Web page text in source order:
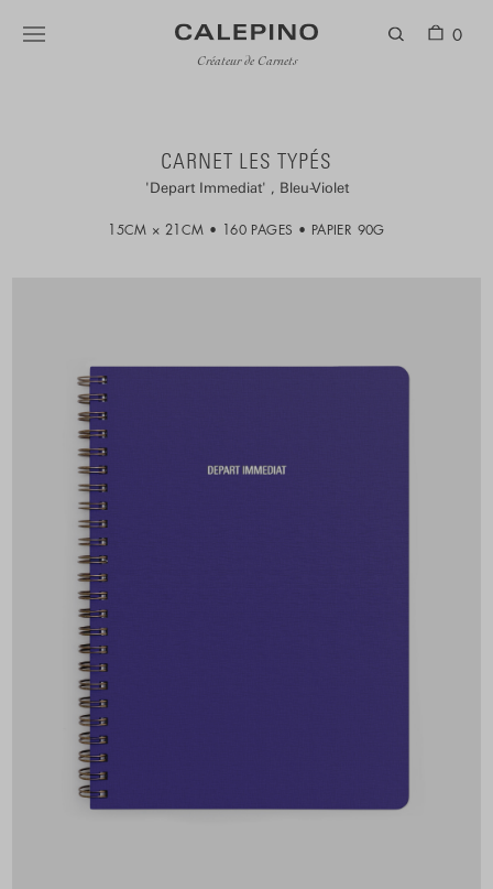
Créateur de Carnets
0
CARNET LES TYPÉS
Depart Immediat Bleu-Violet
15CM × 21CM 160 PAGES PAPIER 90G